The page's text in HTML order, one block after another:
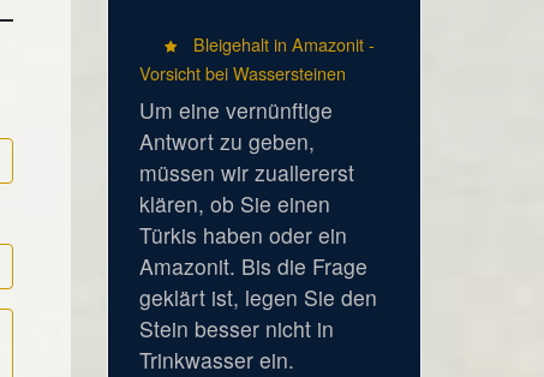
Bleigehalt in Amazonit -
Vorsicht bei Wassersteinen
Um eine vernünftige
Antwort zu geben,
müssen wir zuallererst
klären, ob Sie einen
Türkis haben oder ein
Amazonit. Bis die Frage
geklärt ist, legen Sie den
Stein besser nicht in
Trinkwasser ein.